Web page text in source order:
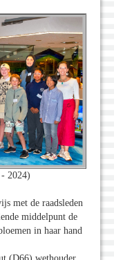
2024)
met de raadsleden
middelpunt de
in haar hand